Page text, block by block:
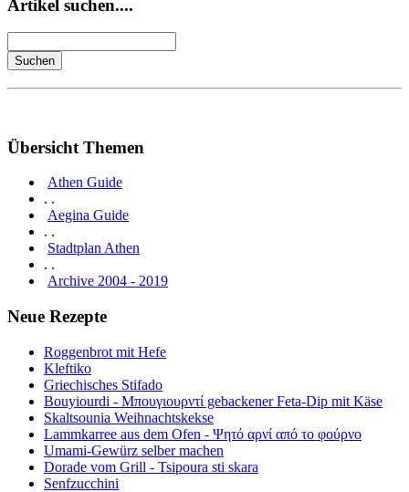
Artikel suchen....
Übersicht Themen
Athen Guide
. .
Aegina Guide
. .
Stadtplan Athen
. .
Archive 2004 - 2019
Neue Rezepte
Roggenbrot mit Hefe
Kleftiko
Griechisches Stifado
Bouyiourdi - Μπουγιουρντί gebackener Feta-Dip mit Käse
Skaltsounia Weihnachtskekse
Lammkarree aus dem Ofen - Ψητό αρνί από το φούρνο
Umami-Gewürz selber machen
Dorade vom Grill - Tsipoura sti skara
Senfzucchini